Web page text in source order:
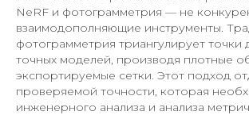
NeRF и фотограмметрия — не
взаимодополняющие инструменты.
фотограмметрия триангулирует точки
точных моделей, производя плотные
экспортируемые сетки. Этот подход
проверяемой точности, которая
инженерного анализа и анализа